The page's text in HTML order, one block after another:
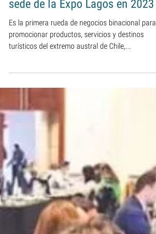
neuqueninforma.gob.ar
8 sept 2022
1 min de lectura
San Martín de los Andes será
Es la primera rueda de negocios binacional para
turísticos del extremo austral de Chile,...